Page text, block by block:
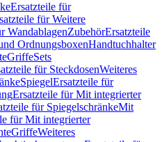
Ersatzteile für
für Weitere
WandablagenZubehörErsatzteile
OrdnungsboxenHandtuchhalter
GriffeSets
für SteckdosenWeiteres
SpiegelErsatzteile für
Ersatzteile für Mit integrierter
für SpiegelschränkeMit
für Mit integrierter
GriffeWeiteres